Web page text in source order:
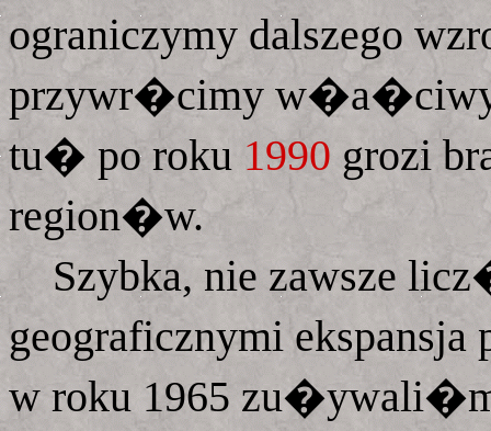
ograniczymy dalszego
przywr�cimy
tu� po roku 1990 grozi
region�w.
Szybka, nie zawsze
geograficznymi
w roku 1965